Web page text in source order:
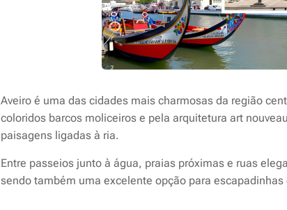
Aveiro é uma das cidades mais charmosas da região
coloridos barcos moliceiros e pela arquitetura art
paisagens ligadas à ria.
Entre passeios junto à água, praias próximas e ruas
sendo também uma excelente opção para